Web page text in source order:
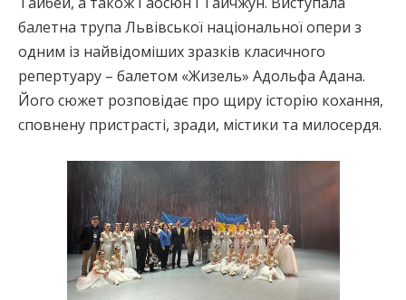
балетна трупа Львівської національної опери з
одним із найвідоміших зразків класичного
репертуару – балетом «Жизель» Адольфа Адана.
Його сюжет розповідає про щиру історію кохання,
сповнену пристрасті, зради, містики та милосердя.